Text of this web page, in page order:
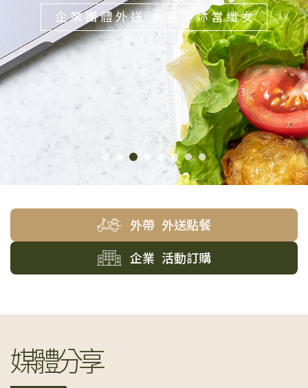
企業團體外送 木盆挺妳當纖女
輕盈均衡美一天
新鮮沙拉 本島宅配到家
構築城市綠洲
今日的輕盈 木盆都準備好了！
發現新鮮蔬食最樸實純淨的美味
外帶 外送點餐
企業 活動訂購
媒體分享